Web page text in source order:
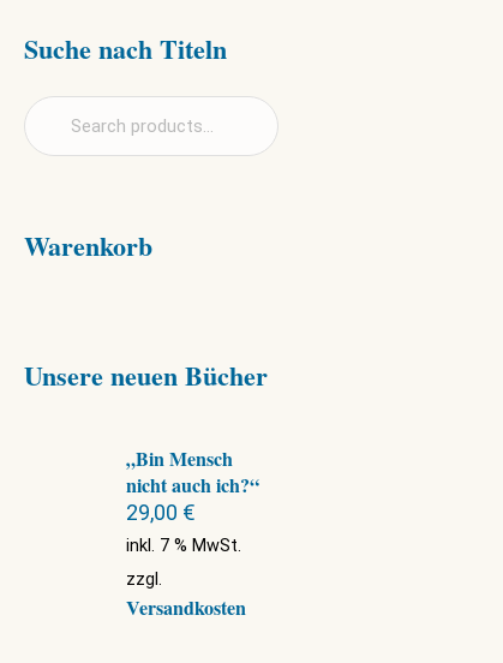
Suche nach Titeln
Warenkorb
Unsere neuen Bücher
„Bin Mensch
nicht auch ich?“
29,00 €
inkl. 7 % MwSt.
zzgl.
Versandkosten